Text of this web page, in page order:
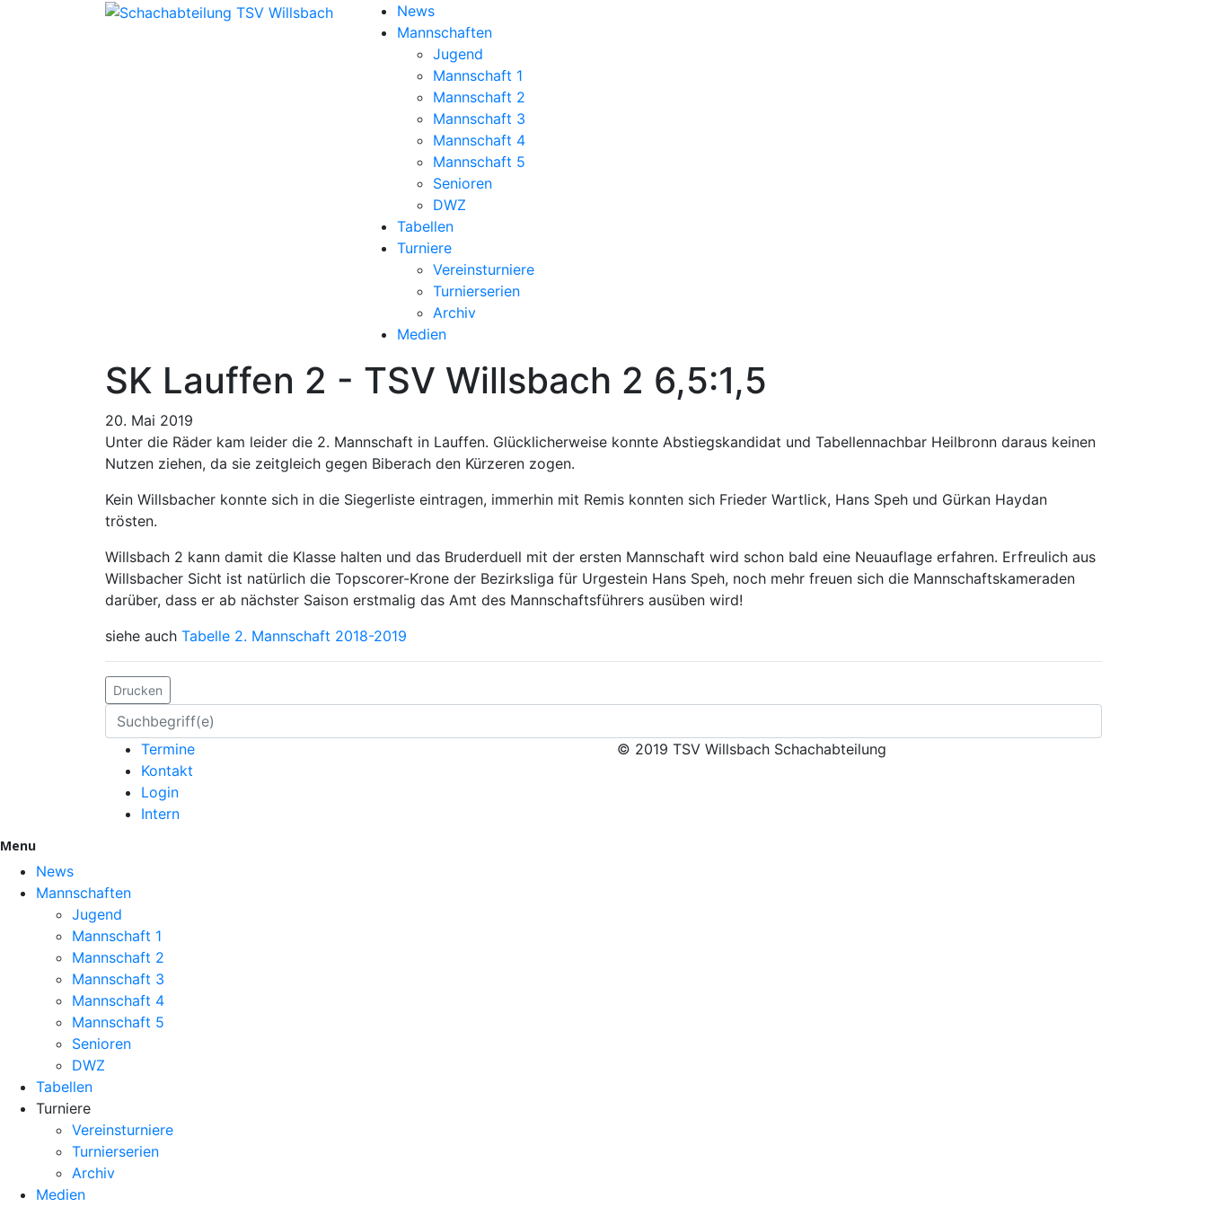
News
Mannschaften
Jugend
Mannschaft 1
Mannschaft 2
Mannschaft 3
Mannschaft 4
Mannschaft 5
Senioren
DWZ
Tabellen
Turniere
Vereinsturniere
Turnierserien
Archiv
Medien
SK Lauffen 2 - TSV Willsbach 2 6,5:1,5
20. Mai 2019
Unter die Räder kam leider die 2. Mannschaft in Lauffen. Glücklicherweise konnte Abstiegskandidat und Tabellennachbar Heilbronn daraus keinen
Nutzen ziehen, da sie zeitgleich gegen Biberach den Kürzeren zogen.
Kein Willsbacher konnte sich in die Siegerliste eintragen, immerhin mit Remis konnten sich Frieder Wartlick, Hans Speh und Gürkan Haydan
trösten.
Willsbach 2 kann damit die Klasse halten und das Bruderduell mit der ersten Mannschaft wird schon bald eine Neuauflage erfahren. Erfreulich aus
Willsbacher Sicht ist natürlich die Topscorer-Krone der Bezirksliga für Urgestein Hans Speh, noch mehr freuen sich die Mannschaftskameraden
darüber, dass er ab nächster Saison erstmalig das Amt des Mannschaftsführers ausüben wird!
siehe auch Tabelle 2. Mannschaft 2018-2019
Drucken
Termine
Kontakt
Login
Intern
© 2019 TSV Willsbach Schachabteilung
Menu
News
Mannschaften
Jugend
Mannschaft 1
Mannschaft 2
Mannschaft 3
Mannschaft 4
Mannschaft 5
Senioren
DWZ
Tabellen
Turniere
Vereinsturniere
Turnierserien
Archiv
Medien